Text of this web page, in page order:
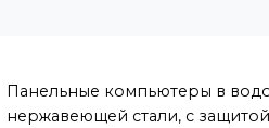
Панельные компьютеры в
нержавеющей стали, с